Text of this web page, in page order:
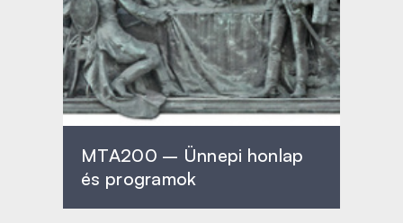
MTA200 – Ünnepi honlap
és programok